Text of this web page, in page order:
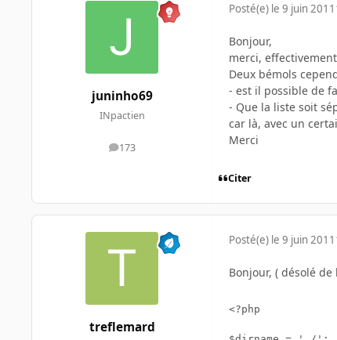
juninho69
INpactien
173
messages
Posté(e) le 9 juin 2011
Bonjour,
merci,
Deux bémols
- est il possible de
- Que la liste soit
car là, avec un
Merci
Citer
treflemard
Posté(e) le 9 juin 2011
Bonjour, ( désolé
<?php